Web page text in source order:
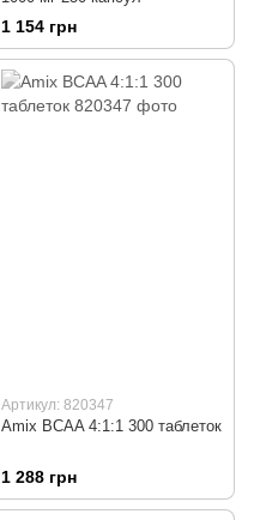
1 154 грн
Артикул: 820347
Amix BCAA 4:1:1 300 таблеток
1 288 грн